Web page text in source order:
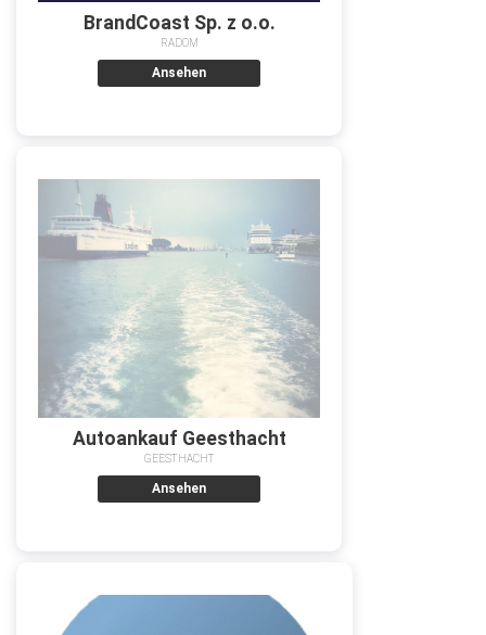
BrandCoast Sp. z o.o.
RADOM
Ansehen
Autoankauf Geesthacht
GEESTHACHT
Ansehen